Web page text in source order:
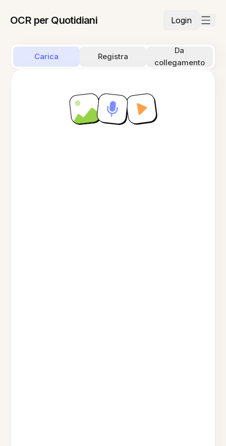
OCR per Quotidiani Login
Carica Registra
Da
collegamento